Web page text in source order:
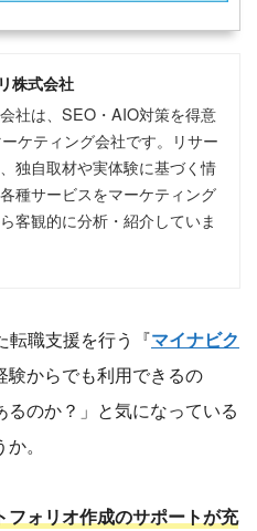
ル
ール
ンディング
ング
株式会社
社は、SEO・AIO対策を得意
ケティング会社です。リサー
独自取材や実体験に基づく情
種サービスをマーケティング
客観的に分析・紹介していま
転職支援を行う『マイナビク
験からでも利用できるの
のか？」と気になっている
。
フォリオ作成のサポートが充